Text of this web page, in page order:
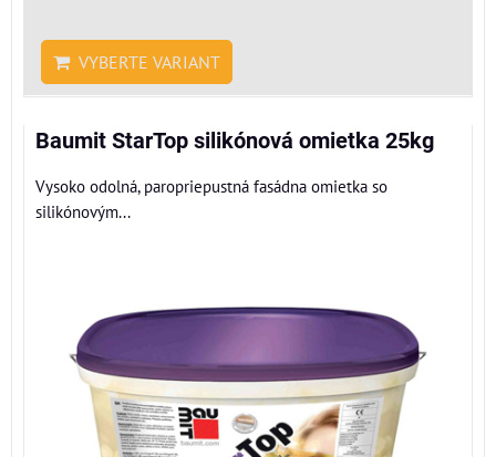
VYBERTE VARIANT
Baumit StarTop silikónová omietka 25kg
Vysoko odolná, paropriepustná fasádna omietka so
silikónovým...